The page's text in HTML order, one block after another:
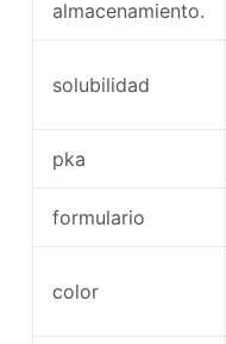
almacenamiento.
solubilidad
pka
formulario
color